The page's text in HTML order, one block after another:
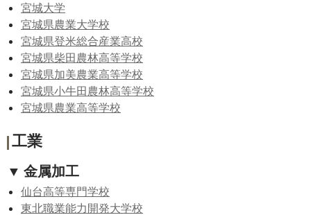
宮城大学
宮城県農業大学校
宮城県登米総合産業高校
宮城県柴田農林高等学校
宮城県加美農業高等学校
宮城県小牛田農林高等学校
宮城県農業高等学校
工業
▼ 金属加工
仙台高等専門学校
東北職業能力開発大学校